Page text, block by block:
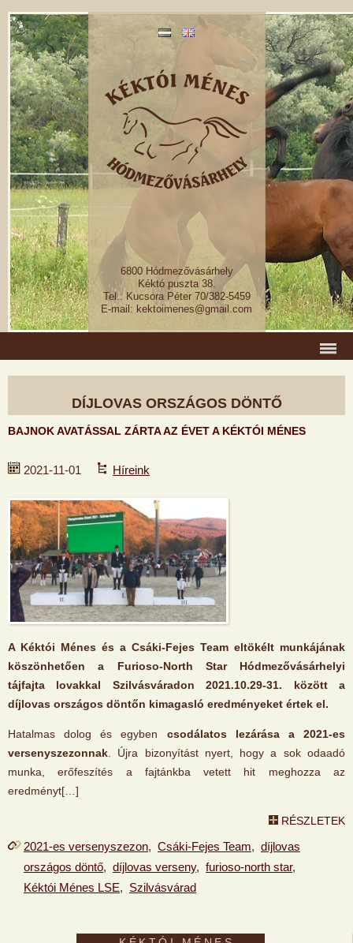
6800 Hódmezővásárhely
Kéktó puszta 38.
Tel.: Kucsora Péter 70/382-5459
E-mail: kektoimenes@gmail.com
DÍJLOVAS ORSZÁGOS DÖNTŐ
BAJNOK AVATÁSSAL ZÁRTA AZ ÉVET A KÉKTÓI MÉNES
2021-11-01 Híreink
A Kéktói Ménes és a Csáki-Fejes Team eltökélt munkájának
köszönhetően a Furioso-North Star Hódmezővásárhelyi
tájfajta lovakkal Szilvásváradon 2021.10.29-31. között a
díjlovas országos döntőn kimagasló eredményeket értek el.
Hatalmas dolog és egyben csodálatos lezárása a 2021-es
versenyszezonnak . Újra bizonyítást nyert, hogy a sok odaadó
munka, erőfeszítés a fajtánkba vetett hit meghozza az
eredményt[…]
RÉSZLETEK
2021-es versenyszezon, Csáki-Fejes Team, díjlovas
országos döntő, díjlovas verseny, furioso-north star,
Kéktói Ménes LSE, Szilvásvárad